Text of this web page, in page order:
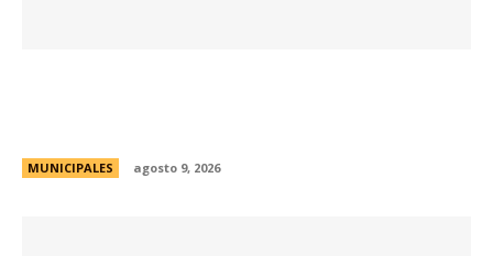
MUNICIPALES agosto 9, 2026